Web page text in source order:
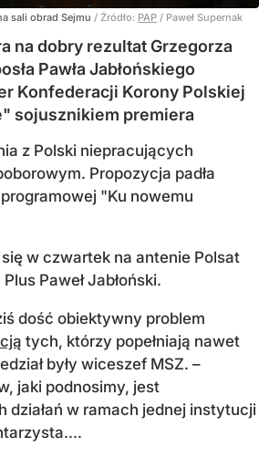
sali obrad Sejmu / Źródło: PAP / Paweł Supernak
na dobry rezultat Grzegorza
Pawła Jabłońskiego
Konfederacji Korony Polskiej
sojusznikiem premiera
z Polski niepracujących
Propozycja padła
"Ku nowemu
się w czwartek na antenie Polsat
Paweł Jabłoński.
dość obiektywny problem
tych, którzy popełniają nawet
były wiceszef MSZ. –
jaki podnosimy, jest
działań w ramach jednej instytucji